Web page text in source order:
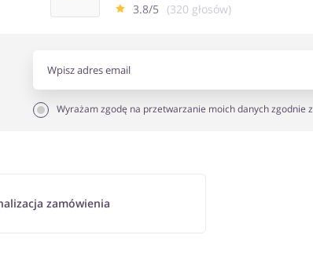
3.8/5 (320 głosów)
Wyrażam zgodę na przetwarzanie moich danych zgodnie z
zamówienia